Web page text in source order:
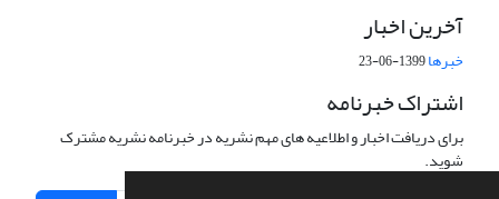
آخرین اخبار
خبرها1399-06-23
اشتراک خبرنامه
برای دریافت اخبار و اطلاعیه های مهم نشریه در خبرنامه نشریه مشترک
شوید.